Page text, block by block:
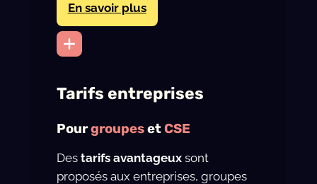
En savoir plus
Tarifs entreprises
PourgroupesetCSE
Des tarifs avantageuxsont
proposés aux entreprises, groupes